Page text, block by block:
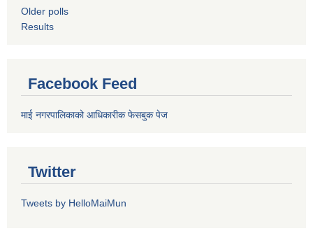
Older polls
Results
Facebook Feed
माई नगरपालिकाको आधिकारीक फेसबुक पेज
Twitter
Tweets by HelloMaiMun